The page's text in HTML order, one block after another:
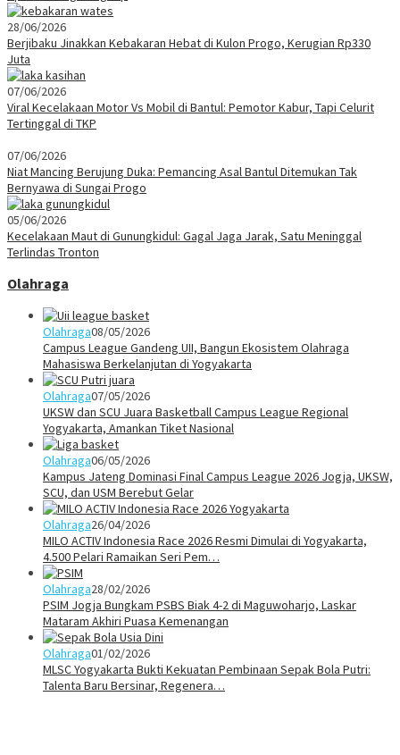
28/06/2026
Berjibaku Jinakkan Kebakaran Hebat di Kulon Progo, Kerugian Rp330
Juta
07/06/2026
Viral Kecelakaan Motor Vs Mobil di Bantul: Pemotor Kabur, Tapi Celurit
Tertinggal di TKP
07/06/2026
Niat Mancing Berujung Duka: Pemancing Asal Bantul Ditemukan Tak
Bernyawa di Sungai Progo
05/06/2026
Kecelakaan Maut di Gunungkidul: Gagal Jaga Jarak, Satu Meninggal
Terlindas Tronton
Olahraga
Olahraga08/05/2026
Campus League Gandeng UII, Bangun Ekosistem Olahraga
Mahasiswa Berkelanjutan di Yogyakarta
Olahraga07/05/2026
UKSW dan SCU Juara Basketball Campus League Regional
Yogyakarta, Amankan Tiket Nasional
Olahraga06/05/2026
Kampus Jateng Dominasi Final Campus League 2026 Jogja, UKSW,
SCU, dan USM Berebut Gelar
Olahraga26/04/2026
MILO ACTIV Indonesia Race 2026 Resmi Dimulai di Yogyakarta,
4.500 Pelari Ramaikan Seri Pem…
Olahraga28/02/2026
PSIM Jogja Bungkam PSBS Biak 4-2 di Maguwoharjo, Laskar
Mataram Akhiri Puasa Kemenangan
Olahraga01/02/2026
MLSC Yogyakarta Bukti Kekuatan Pembinaan Sepak Bola Putri:
Talenta Baru Bersinar, Regenera…